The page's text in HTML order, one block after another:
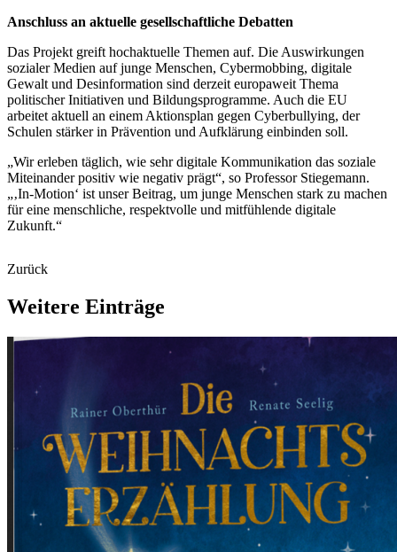
Anschluss an aktuelle gesellschaftliche Debatten
Das Projekt greift hochaktuelle Themen auf. Die Auswirkungen
sozialer Medien auf junge Menschen, Cybermobbing, digitale
Gewalt und Desinformation sind derzeit europaweit Thema
politischer Initiativen und Bildungsprogramme. Auch die EU
arbeitet aktuell an einem Aktionsplan gegen Cyberbullying, der
Schulen stärker in Prävention und Aufklärung einbinden soll.
„Wir erleben täglich, wie sehr digitale Kommunikation das soziale
Miteinander positiv wie negativ prägt“, so Professor Stiegemann.
„‚In-Motion‘ ist unser Beitrag, um junge Menschen stark zu machen
für eine menschliche, respektvolle und mitfühlende digitale
Zukunft.“
Zurück
Weitere Einträge